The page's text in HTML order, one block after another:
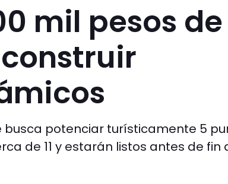
mil pesos de
busca potenciar turísticamente 5
de 11 y estarán listos antes de fin